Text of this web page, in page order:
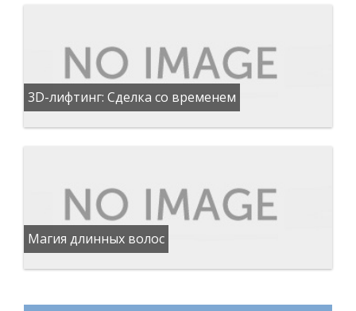
3D-лифтинг: Сделка со временем
Магия длинных волос